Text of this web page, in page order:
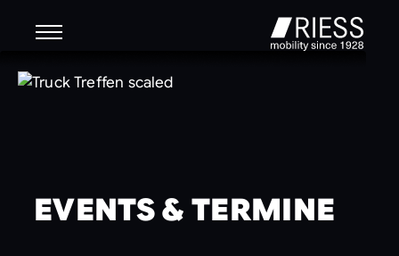
EVENTS & TERMINE